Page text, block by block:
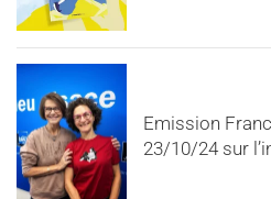
Emission
23/10/24 sur